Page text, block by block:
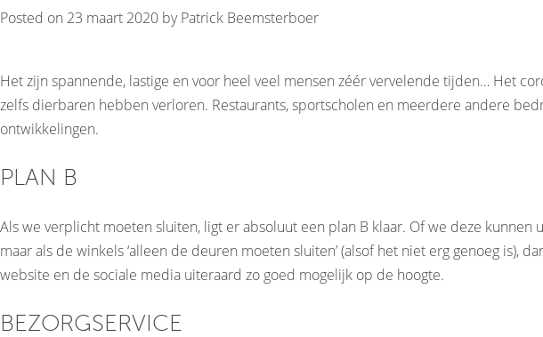
Posted on 23 maart 2020 byPatrick Beemsterboer
Het zijn spannende, lastige en voor heel veel mensen zéér vervelende tijden… Het
zelfs dierbaren hebben verloren. Restaurants, sportscholen en meerdere andere
ontwikkelingen.
PLAN B
Als we verplicht moeten sluiten, ligt er absoluut een plan B klaar. Of we deze
maar als de winkels ‘alleen de deuren moeten sluiten’ (alsof het niet erg genoeg
website en de sociale media uiteraard zo goed mogelijk op de hoogte.
BEZORGSERVICE